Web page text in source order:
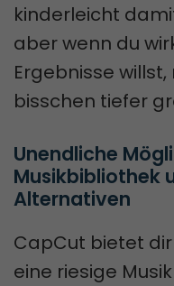
kinderleicht
aber wenn du
Ergebnisse
bisschen tiefer
Unendliche
Musikbibliothek
Alternativen
CapCut bietet
eine riesige